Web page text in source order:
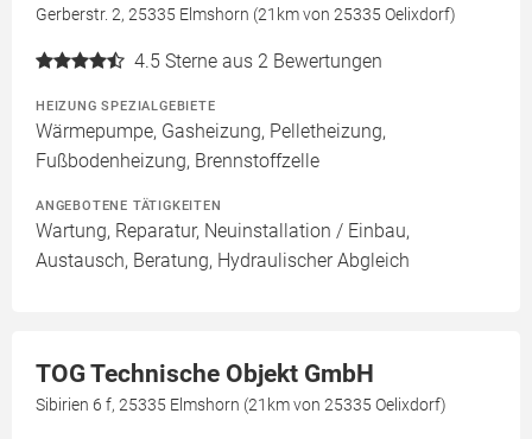
Gerberstr. 2, 25335 Elmshorn (21km von 25335 Oelixdorf)
4.5 Sterne aus 2 Bewertungen
HEIZUNG SPEZIALGEBIETE
Wärmepumpe, Gasheizung, Pelletheizung,
Fußbodenheizung, Brennstoffzelle
ANGEBOTENE TÄTIGKEITEN
Wartung, Reparatur, Neuinstallation / Einbau,
Austausch, Beratung, Hydraulischer Abgleich
TOG Technische Objekt GmbH
Sibirien 6 f, 25335 Elmshorn (21km von 25335 Oelixdorf)